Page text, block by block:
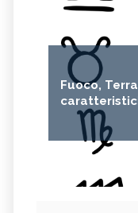
Fuoco,